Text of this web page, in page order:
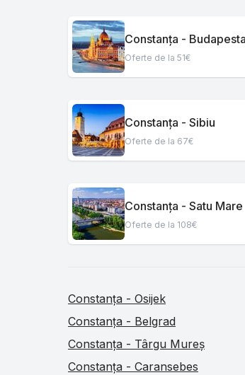
Constanța - Budapesta
Oferte de la 51€
Constanța - Sibiu
Oferte de la 67€
Constanța - Satu Mare
Oferte de la 108€
Constanța - Osijek
Constanța - Belgrad
Constanța - Târgu Mureș
Constanța - Caransebes